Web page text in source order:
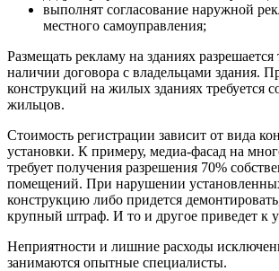
выполнят согласование наружной
местного самоуправления;
Размещать рекламу на зданиях разрешается
наличии договора с владельцами здания.
конструкций на жилых зданиях требуется
жильцов.
Стоимость регистрации зависит от вида
установки. К примеру, медиа-фасад на
требует получения разрешения 70%
помещений. При нарушении
конструкцию либо придется
крупный штраф. И то и другое приведет к
Неприятности и лишние расходы
занимаются опытные специалисты.